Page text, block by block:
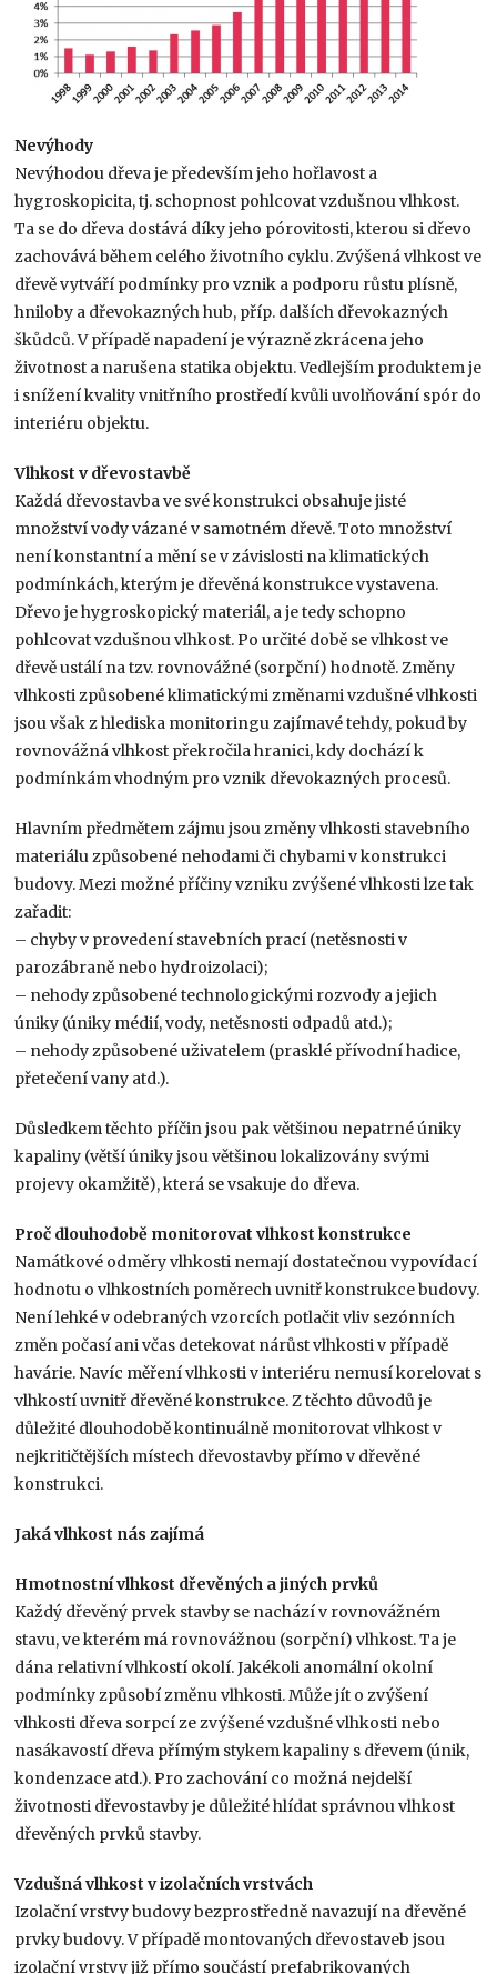
Nevýhody
Nevýhodou dřeva je především jeho hořlavost a
hygroskopicita, tj. schopnost pohlcovat vzdušnou vlhkost.
Ta se do dřeva dostává díky jeho pórovitosti, kterou si dřevo
zachovává během celého životního cyklu. Zvýšená vlhkost ve
dřevě vytváří podmínky pro vznik a podporu růstu plísně,
hniloby a dřevokazných hub, příp. dalších dřevokazných
škůdců. V případě napadení je výrazně zkrácena jeho
životnost a narušena statika objektu. Vedlejším produktem je
i snížení kvality vnitřního prostředí kvůli uvolňování spór do
interiéru objektu.
Vlhkost v dřevostavbě
Každá dřevostavba ve své konstrukci obsahuje jisté
množství vody vázané v samotném dřevě. Toto množství
není konstantní a mění se v závislosti na klimatických
podmínkách, kterým je dřevěná konstrukce vystavena.
Dřevo je hygroskopický materiál, a je tedy schopno
pohlcovat vzdušnou vlhkost. Po určité době se vlhkost ve
dřevě ustálí na tzv. rovnovážné (sorpční) hodnotě. Změny
vlhkosti způsobené klimatickými změnami vzdušné vlhkosti
jsou však z hlediska monitoringu zajímavé tehdy, pokud by
rovnovážná vlhkost překročila hranici, kdy dochází k
podmínkám vhodným pro vznik dřevokazných procesů.
Hlavním předmětem zájmu jsou změny vlhkosti stavebního
materiálu způsobené nehodami či chybami v konstrukci
budovy. Mezi možné příčiny vzniku zvýšené vlhkosti lze tak
zařadit:
– chyby v provedení stavebních prací (netěsnosti v
parozábraně nebo hydroizolaci);
– nehody způsobené technologickými rozvody a jejich
úniky (úniky médií, vody, netěsnosti odpadů atd.);
– nehody způsobené uživatelem (prasklé přívodní hadice,
přetečení vany atd.).
Důsledkem těchto příčin jsou pak většinou nepatrné úniky
kapaliny (větší úniky jsou většinou lokalizovány svými
projevy okamžitě), která se vsakuje do dřeva.
Proč dlouhodobě monitorovat vlhkost konstrukce
Namátkové odměry vlhkosti nemají dostatečnou vypovídací
hodnotu o vlhkostních poměrech uvnitř konstrukce budovy.
Není lehké v odebraných vzorcích potlačit vliv sezónních
změn počasí ani včas detekovat nárůst vlhkosti v případě
havárie. Navíc měření vlhkosti v interiéru nemusí korelovat s
vlhkostí uvnitř dřevěné konstrukce. Z těchto důvodů je
důležité dlouhodobě kontinuálně monitorovat vlhkost v
nejkritičtějších místech dřevostavby přímo v dřevěné
konstrukci.
Jaká vlhkost nás zajímá
Hmotnostní vlhkost dřevěných a jiných prvků
Každý dřevěný prvek stavby se nachází v rovnovážném
stavu, ve kterém má rovnovážnou (sorpční) vlhkost. Ta je
dána relativní vlhkostí okolí. Jakékoli anomální okolní
podmínky způsobí změnu vlhkosti. Může jít o zvýšení
vlhkosti dřeva sorpcí ze zvýšené vzdušné vlhkosti nebo
nasákavostí dřeva přímým stykem kapaliny s dřevem (únik,
kondenzace atd.). Pro zachování co možná nejdelší
životnosti dřevostavby je důležité hlídat správnou vlhkost
dřevěných prvků stavby.
Vzdušná vlhkost v izolačních vrstvách
Izolační vrstvy budovy bezprostředně navazují na dřevěné
prvky budovy. V případě montovaných dřevostaveb jsou
izolační vrstvy již přímo součástí prefabrikovaných